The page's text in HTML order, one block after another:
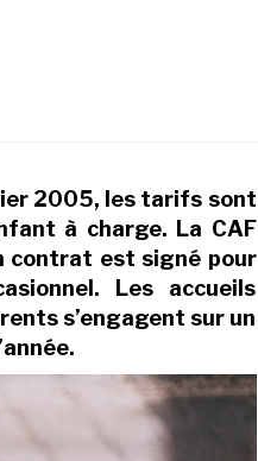
2005, les tarifs sont
à charge. La CAF
contrat est signé pour
Les accueils
s’engagent sur un